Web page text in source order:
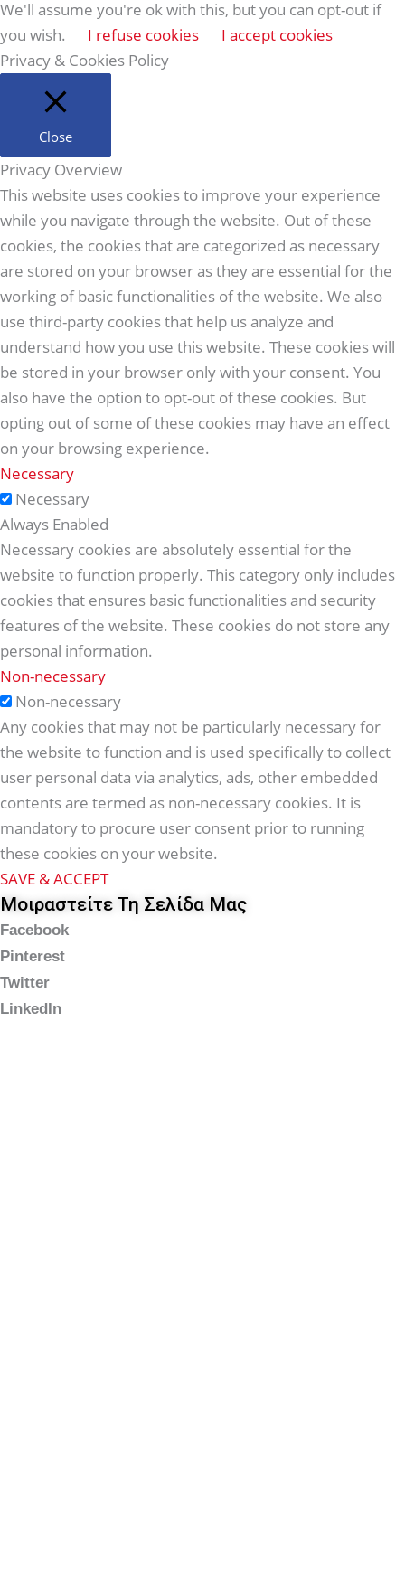
We'll assume you're ok with this, but you can opt-out if
you wish.
I refuse cookies
I accept cookies
Privacy & Cookies Policy
Close
Privacy Overview
This website uses cookies to improve your experience
while you navigate through the website. Out of these
cookies, the cookies that are categorized as necessary
are stored on your browser as they are essential for the
working of basic functionalities of the website. We also
use third-party cookies that help us analyze and
understand how you use this website. These cookies will
be stored in your browser only with your consent. You
also have the option to opt-out of these cookies. But
opting out of some of these cookies may have an effect
on your browsing experience.
Necessary
Necessary
Always Enabled
Necessary cookies are absolutely essential for the
website to function properly. This category only includes
cookies that ensures basic functionalities and security
features of the website. These cookies do not store any
personal information.
Non-necessary
Non-necessary
Any cookies that may not be particularly necessary for
the website to function and is used specifically to collect
user personal data via analytics, ads, other embedded
contents are termed as non-necessary cookies. It is
mandatory to procure user consent prior to running
these cookies on your website.
SAVE & ACCEPT
Μοιραστείτε Τη Σελίδα Μας
Facebook
Pinterest
Twitter
LinkedIn